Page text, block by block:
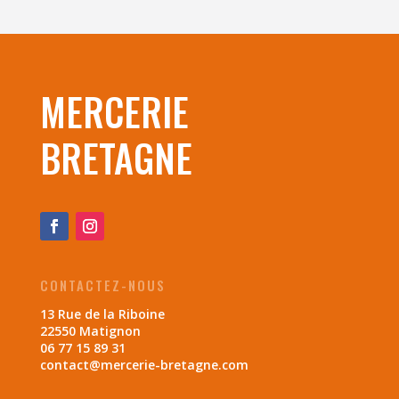
MERCERIE
BRETAGNE
CONTACTEZ-NOUS
13 Rue de la Riboine
22550 Matignon
06 77 15 89 31
contact@mercerie-bretagne.com